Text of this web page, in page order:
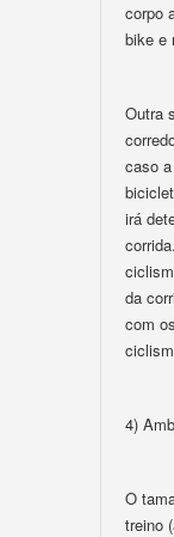
corpo
bike e
Outra
caso
irá
da
com
4)
O
treino